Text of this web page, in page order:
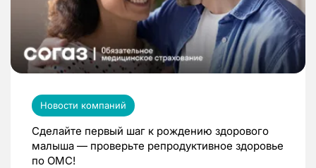
Новости компаний
Сделайте первый шаг к рождению здорового
малыша — проверьте репродуктивное здоровье
по ОМС!